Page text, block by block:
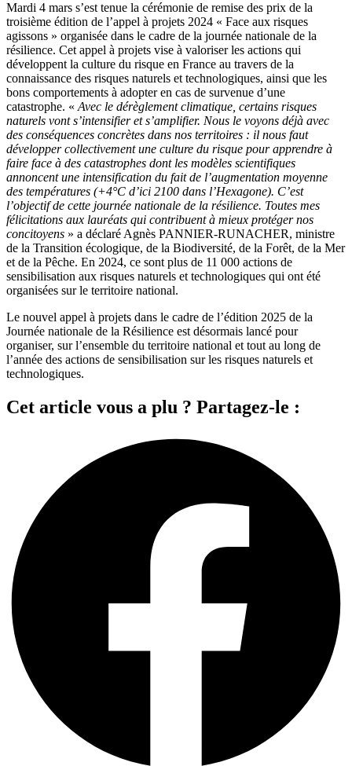
Mardi 4 mars s’est tenue la cérémonie de remise des prix de la
troisième édition de l’appel à projets 2024 « Face aux risques
agissons » organisée dans le cadre de la journée nationale de la
résilience. Cet appel à projets vise à valoriser les actions qui
développent la culture du risque en France au travers de la
connaissance des risques naturels et technologiques, ainsi que les
bons comportements à adopter en cas de survenue d’une
catastrophe. «Avec le dérèglement climatique, certains risques
naturels vont s’intensifier et s’amplifier. Nous le voyons déjà avec
des conséquences concrètes dans nos territoires : il nous faut
développer collectivement une culture du risque pour apprendre à
faire face à des catastrophes dont les modèles scientifiques
annoncent une intensification du fait de l’augmentation moyenne
des températures (+4°C d’ici 2100 dans l’Hexagone). C’est
l’objectif de cette journée nationale de la résilience. Toutes mes
félicitations aux lauréats qui contribuent à mieux protéger nos
concitoyens » a déclaré Agnès PANNIER-RUNACHER, ministre
de la Transition écologique, de la Biodiversité, de la Forêt, de la Mer
et de la Pêche. En 2024, ce sont plus de 11 000 actions de
sensibilisation aux risques naturels et technologiques qui ont été
organisées sur le territoire national.
Le nouvel appel à projets dans le cadre de l’édition 2025 de la
Journée nationale de la Résilience est désormais lancé pour
organiser, sur l’ensemble du territoire national et tout au long de
l’année des actions de sensibilisation sur les risques naturels et
technologiques.
Cet article vous a plu ? Partagez-le :